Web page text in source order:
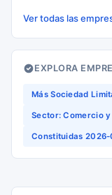
Ver todas las
EXPLORA
Más Sociedad
Sector: Comercio
Constituidas